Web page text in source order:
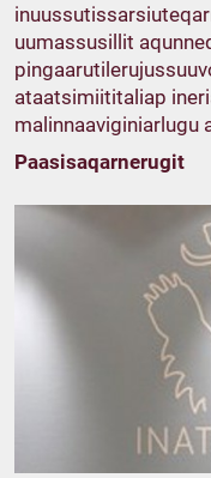
uumassusillit
ataatsimiititaliap
malinnaaviginiarlugu
Paasisaqarnerugit